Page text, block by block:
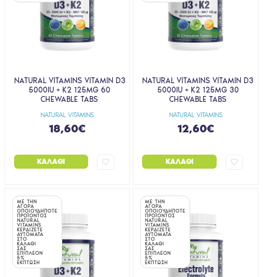
NATURAL VITAMINS
NATURAL VITAMINS VITAMIN D3
5000IU + K2 125ΜG 60
CHEWABLE TABS
18,60€
ΚΑΛΆΘΙ
NATURAL VITAMINS
NATURAL VITAMINS VITAMIN D3
5000IU + K2 125ΜG 30
CHEWABLE TABS
12,60€
ΚΑΛΆΘΙ
ΜΕ ΤΗΝ
ΑΓΟΡΑ
ΟΠΟΙΟΥΔΗΠΟΤΕ
ΠΡΟΪΟΝΤΟΣ
NATURAL
VITAMINS
ΚΕΡΔΙΖΕΤΕ
ΑΥΤΟΜΑΤΑ
ΣΤΟ
ΚΑΛΑΘΙ
ΣΑΣ
ΕΠΙΠΛΕΟΝ
5%
ΕΚΠΤΩΣΗ
ΜΕ ΤΗΝ
ΑΓΟΡΑ
ΟΠΟΙΟΥΔΗΠΟΤΕ
ΠΡΟΪΟΝΤΟΣ
NATURAL
VITAMINS
ΚΕΡΔΙΖΕΤΕ
ΑΥΤΟΜΑΤΑ
ΣΤΟ
ΚΑΛΑΘΙ
ΣΑΣ
ΕΠΙΠΛΕΟΝ
5%
ΕΚΠΤΩΣΗ